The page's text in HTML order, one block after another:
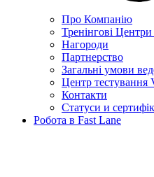
Про Компанію
Тренінгові Центри
Нагороди
Партнерство
Загальні умови
Центр тестування
Контакти
Статуси и
Робота в Fast Lane